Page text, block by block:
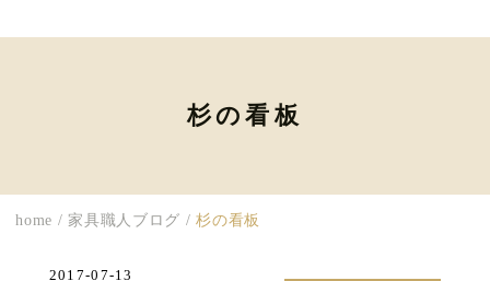
杉の看板
home /家具職人ブログ /杉の看板
2017-07-13